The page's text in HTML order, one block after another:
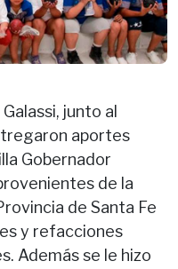
junto al
aportes
Gobernador
de la
de Santa Fe
y refacciones
Además se le hizo